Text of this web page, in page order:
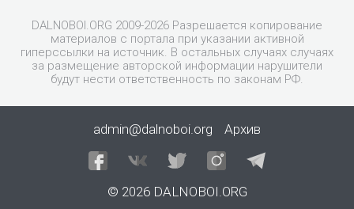
DALNOBOI.ORG 2009-2026 Разрешается копирование
материалов с портала при указании активной
гиперссылки на источник. В остальных случаях случаях
за размещение авторской информации нарушители
будут нести ответственность по законам РФ.
admin@dalnoboi.org Архив
© 2026 DALNOBOI.ORG